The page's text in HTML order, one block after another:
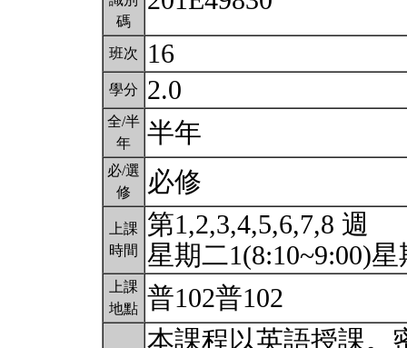
碼
班次 16
學分 2.0
全/半
年
半年
必/選
修
必修
上課
時間
第1,2,3,4,5,6,7,8 週
星期二1(8:10~9:00)
上課
地點 普102普102
本課程以英語授課。